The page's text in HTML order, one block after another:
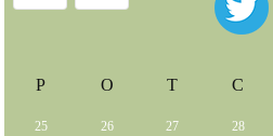
P O T C
25 26 27 28